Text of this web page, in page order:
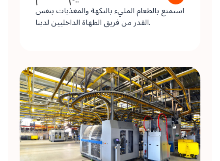
استمتع بالطعام المليء بالنكهة والمغذيات بنفس
القدر من فريق الطهاة الداخليين لدينا.